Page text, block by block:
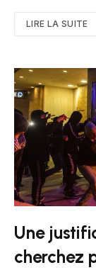
LIRE LA SUITE
Une
cherchez